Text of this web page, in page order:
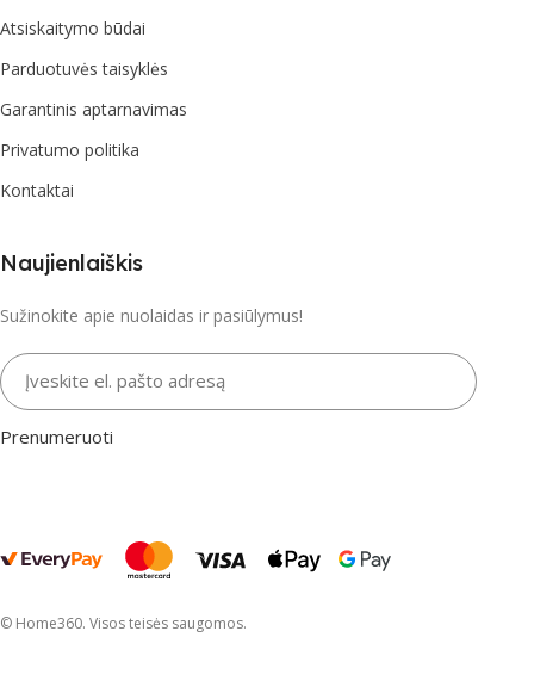
Atsiskaitymo būdai
Parduotuvės taisyklės
Garantinis aptarnavimas
Privatumo politika
Kontaktai
Naujienlaiškis
Sužinokite apie nuolaidas ir pasiūlymus!
Įveskite el. pašto adresą
Prenumeruoti
© Home360. Visos teisės saugomos.